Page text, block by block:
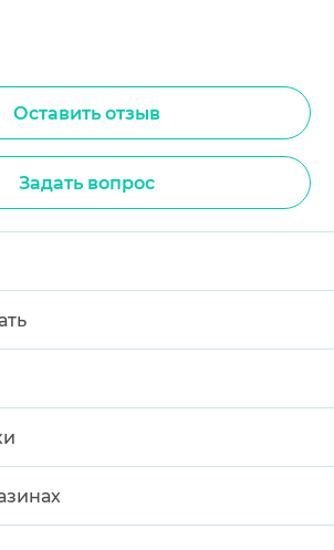
Оставить отзыв
Задать вопрос